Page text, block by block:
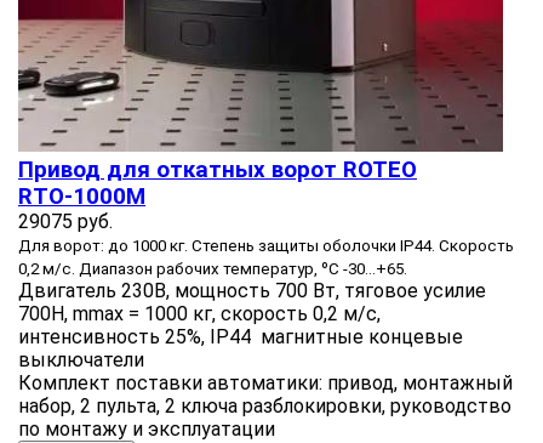
Привод для откатных ворот ROTEO
RTО-1000M
29075 руб.
Для ворот: до 1000 кг. Степень защиты оболочки IP44. Скорость
0,2 м/с. Диапазон рабочих температур, ºС -30…+65.
Двигатель 230В, мощность 700 Вт, тяговое усилие
700Н, mmax = 1000 кг, скорость 0,2 м/с,
интенсивность 25%, IP44 магнитные концевые
выключатели
Комплект поставки автоматики: привод, монтажный
набор, 2 пульта, 2 ключа разблокировки, руководство
по монтажу и эксплуатации